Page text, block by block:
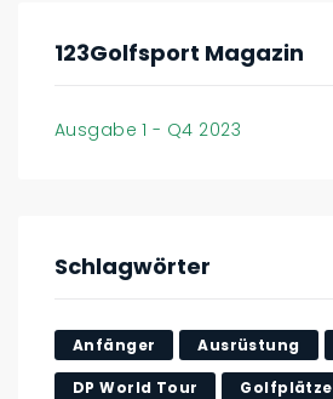
123Golfsport Magazin
Ausgabe 1 - Q4 2023
Schlagwörter
Anfänger Ausrüstung
DP World Tour Golfplätze